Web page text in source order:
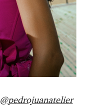
@pedrojuanatelier